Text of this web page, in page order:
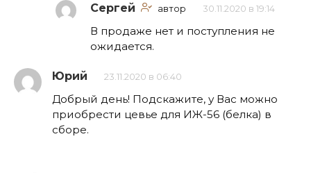
Сергей автор 30.11.2020 в 19:14
В продаже нет и поступления не
ожидается.
Юрий 23.11.2020 в 06:40
Добрый день! Подскажите, у Вас можно
приобрести цевье для ИЖ-56 (белка) в
сборе.